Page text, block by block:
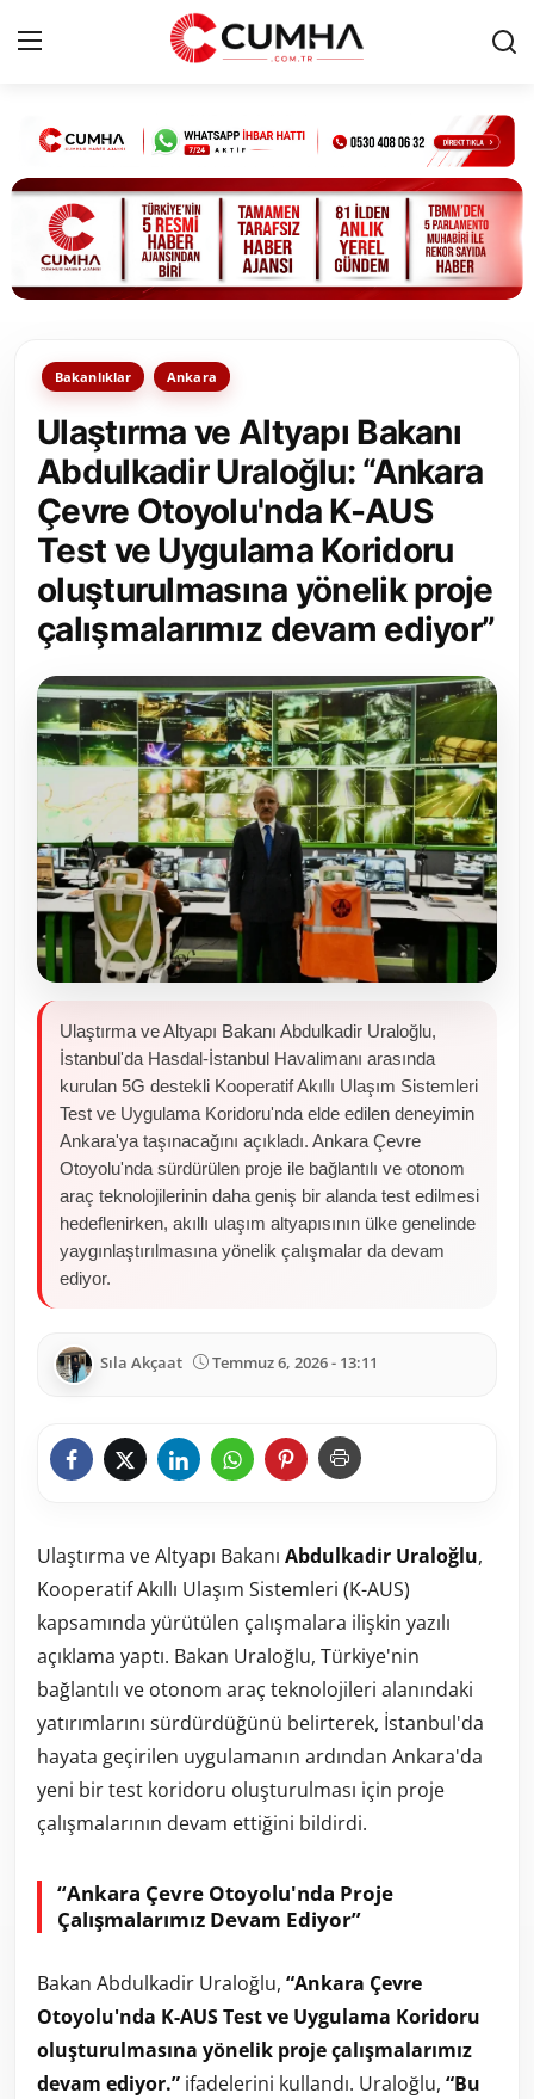
Kurumsal
Cumhurbaşkanlığı
Bakanlıklar
Siyasi Partiler
Yerel Yönetimler
Mülki İdare
Toplum ve Yaşam
Sivil Toplum Kuruluşları
Kamu Kurumları ve Üst Kurullar
Resmi Reklamlar
Bakanlıklar Ankara
Ulaştırma ve Altyapı Bakanı
Abdulkadir Uraloğlu: “Ankara
Çevre Otoyolu'nda K-AUS
Test ve Uygulama Koridoru
oluşturulmasına yönelik proje
çalışmalarımız devam ediyor”
Ulaştırma ve Altyapı Bakanı Abdulkadir Uraloğlu,
İstanbul'da Hasdal-İstanbul Havalimanı arasında
kurulan 5G destekli Kooperatif Akıllı Ulaşım Sistemleri
Test ve Uygulama Koridoru'nda elde edilen deneyimin
Ankara'ya taşınacağını açıkladı. Ankara Çevre
Otoyolu'nda sürdürülen proje ile bağlantılı ve otonom
araç teknolojilerinin daha geniş bir alanda test edilmesi
hedeflenirken, akıllı ulaşım altyapısının ülke genelinde
yaygınlaştırılmasına yönelik çalışmalar da devam
ediyor.
Sıla Akçaat Temmuz 6, 2026 - 13:11
Ulaştırma ve Altyapı Bakanı Abdulkadir Uraloğlu,
Kooperatif Akıllı Ulaşım Sistemleri (K-AUS)
kapsamında yürütülen çalışmalara ilişkin yazılı
açıklama yaptı. Bakan Uraloğlu, Türkiye'nin
bağlantılı ve otonom araç teknolojileri alanındaki
yatırımlarını sürdürdüğünü belirterek, İstanbul'da
hayata geçirilen uygulamanın ardından Ankara'da
yeni bir test koridoru oluşturulması için proje
çalışmalarının devam ettiğini bildirdi.
“Ankara Çevre Otoyolu'nda Proje
Çalışmalarımız Devam Ediyor”
Bakan Abdulkadir Uraloğlu, “Ankara Çevre
Otoyolu'nda K-AUS Test ve Uygulama Koridoru
oluşturulmasına yönelik proje çalışmalarımız
devam ediyor.” ifadelerini kullandı. Uraloğlu, “Bu